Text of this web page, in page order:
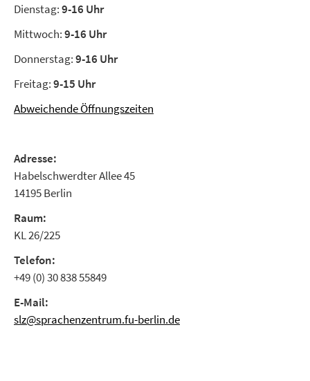
Dienstag:9-16 Uhr
Mittwoch:9-16 Uhr
Donnerstag:9-16 Uhr
Freitag:9-15 Uhr
Abweichende Öffnungszeiten
Adresse:
Habelschwerdter Allee 45
14195 Berlin
Raum:
KL 26/225
Telefon:
+49 (0) 30 838 55849
E-Mail:
slz@sprachenzentrum.fu-berlin.de